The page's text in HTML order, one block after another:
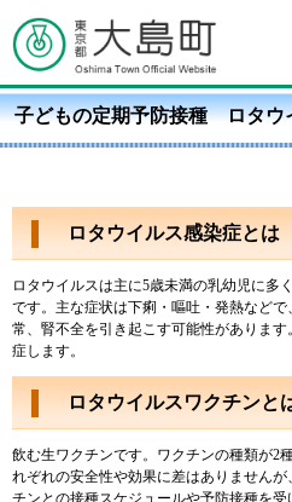
子どもの定期予防接種 ロタウ
ロタウイルス感染症とは
ロタウイルスは主に5歳未満の乳幼児に多
です。主な症状は下痢・嘔吐・発熱など
常、腎不全を引き起こす可能性がありま
症します。
ロタウイルスワクチンと
飲む生ワクチンです。ワクチンの種類が2
れぞれの安全性や効果に差はありません
チンとの接種スケジュールや予防接種を